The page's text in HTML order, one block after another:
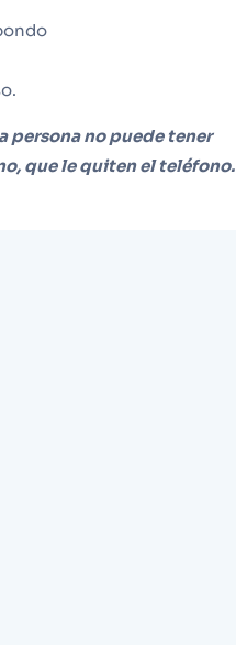
persona no puede tener
que le quiten el teléfono.